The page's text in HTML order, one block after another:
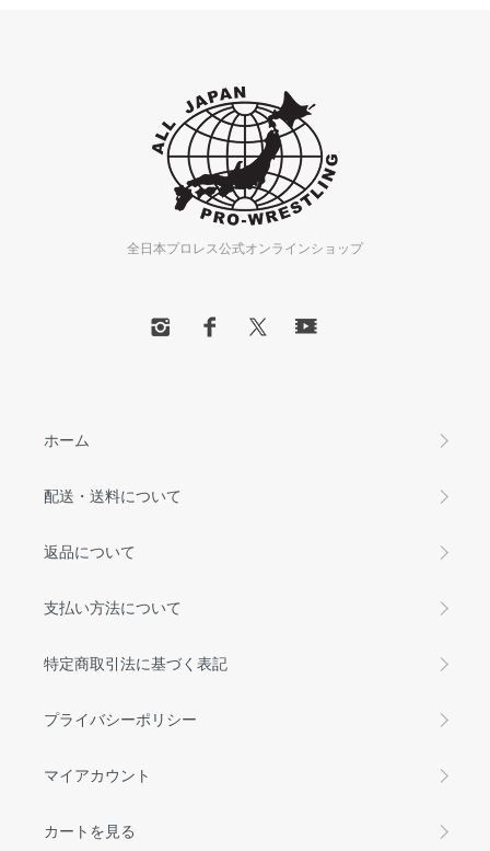
全日本プロレス公式オンラインショップ
ホーム
配送・送料について
返品について
支払い方法について
特定商取引法に基づく表記
プライバシーポリシー
マイアカウント
カートを見る